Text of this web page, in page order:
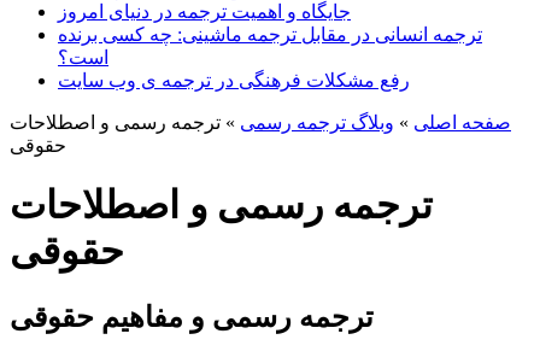
جایگاه و اهمیت ترجمه در دنیای امروز
ترجمه انسانی در مقابل ترجمه ماشینی: چه کسی برنده
است؟
رفع مشکلات فرهنگی در ترجمه ی وب سایت
صفحه اصلی » وبلاگ ترجمه رسمی » ترجمه رسمی و اصطلاحات
حقوقی
ترجمه رسمی و اصطلاحات
حقوقی
ترجمه رسمی و مفاهیم حقوقی